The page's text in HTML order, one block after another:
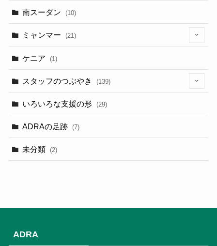
南スーダン (10)
ミャンマー (21)
ケニア (1)
スタッフのつぶやき (139)
(3)
(1)
いろいろな支援の形 (29)
ADRAの足跡 (7)
未分類 (2)
ADRA